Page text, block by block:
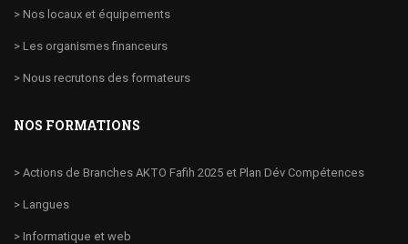
> Nos locaux et équipements
> Les organismes financeurs
> Nous recrutons des formateurs
NOS FORMATIONS
> Actions de Branches AKTO Fafih 2025 et Plan Dév Compétences
> Langues
> Informatique et web